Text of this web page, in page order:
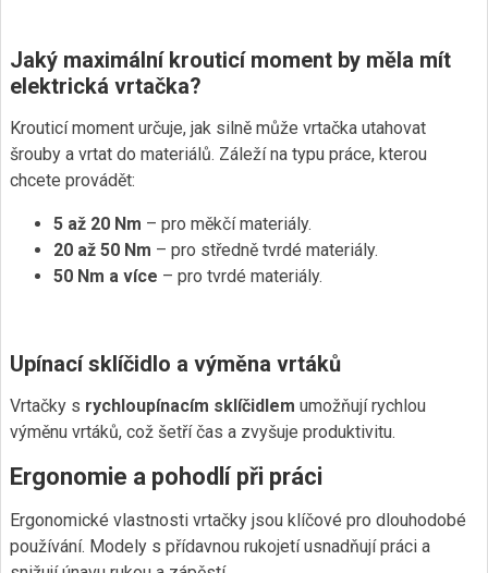
Jaký maximální krouticí moment by měla mít
elektrická vrtačka?
Krouticí moment určuje, jak silně může vrtačka utahovat
šrouby a vrtat do materiálů. Záleží na typu práce, kterou
chcete provádět:
5 až 20 Nm – pro měkčí materiály.
20 až 50 Nm – pro středně tvrdé materiály.
50 Nm a více – pro tvrdé materiály.
Upínací sklíčidlo a výměna vrtáků
Vrtačky s rychloupínacím sklíčidlem umožňují rychlou
výměnu vrtáků, což šetří čas a zvyšuje produktivitu.
Ergonomie a pohodlí při práci
Ergonomické vlastnosti vrtačky jsou klíčové pro dlouhodobé
používání. Modely s přídavnou rukojetí usnadňují práci a